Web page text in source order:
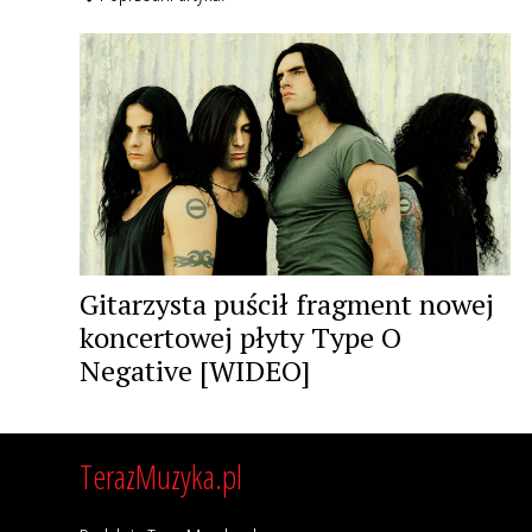
Gitarzysta puścił fragment nowej
koncertowej płyty Type O
Negative [WIDEO]
TerazMuzyka.pl